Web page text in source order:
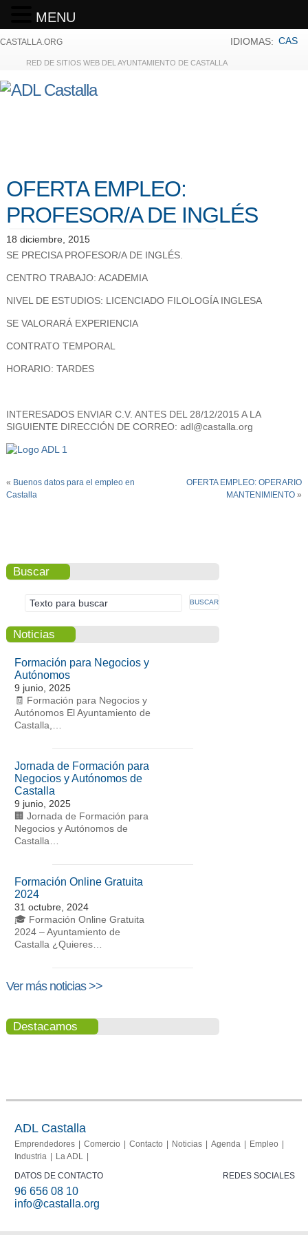
CASTALLA.ORG
RED DE SITIOS WEB DEL AYUNTAMIENTO DE CASTALLA
IDIOMAS: CAS
OFERTA EMPLEO:
PROFESOR/A DE INGLÉS
18 diciembre, 2015
SE PRECISA PROFESOR/A DE INGLÉS.
CENTRO TRABAJO: ACADEMIA
NIVEL DE ESTUDIOS: LICENCIADO FILOLOGÍA INGLESA
SE VALORARÁ EXPERIENCIA
CONTRATO TEMPORAL
HORARIO: TARDES
INTERESADOS ENVIAR C.V. ANTES DEL 28/12/2015 A LA
SIGUIENTE DIRECCIÓN DE CORREO: adl@castalla.org
« Buenos datos para el empleo en
Castalla
OFERTA EMPLEO: OPERARIO
MANTENIMIENTO »
Buscar
Noticias
Formación para Negocios y
Autónomos
9 junio, 2025
🧾 Formación para Negocios y
Autónomos El Ayuntamiento de
Castalla,…
Jornada de Formación para
Negocios y Autónomos de
Castalla
9 junio, 2025
🏢 Jornada de Formación para
Negocios y Autónomos de
Castalla…
Formación Online Gratuita
2024
31 octubre, 2024
🎓 Formación Online Gratuita
2024 – Ayuntamiento de
Castalla ¿Quieres…
Ver más noticias >>
Destacamos
Memoria
Portal del
ADL Castalla
Emprendedores Comercio Contacto Noticias Agenda
Empleo
Industria
La ADL
DATOS DE CONTACTO
96 656 08 10
info@castalla.org
REDES SOCIALES
MENU